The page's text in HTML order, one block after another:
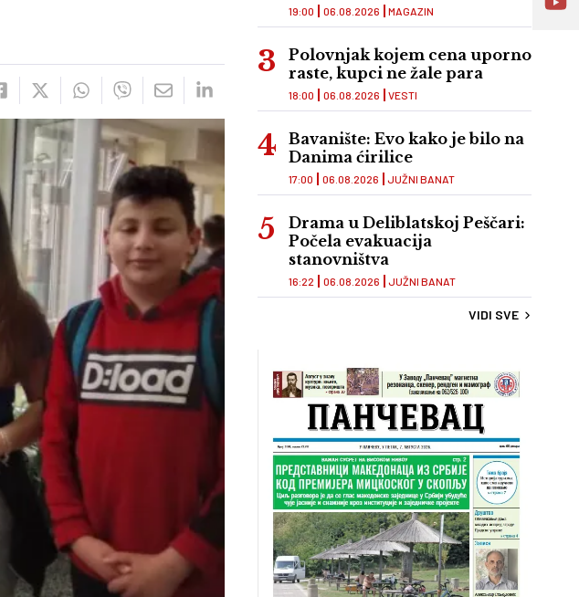
MAGAZIN
19:00 06.08.2026
Polovnjak kojem cena uporno
raste, kupci ne žale para
VESTI
18:00 06.08.2026
Bavanište: Evo kako je bilo na
Danima ćirilice
JUŽNI BANAT
17:00 06.08.2026
Drama u Deliblatskoj Peščari:
Počela evakuacija
stanovništva
JUŽNI BANAT
16:22 06.08.2026
VIDI SVE